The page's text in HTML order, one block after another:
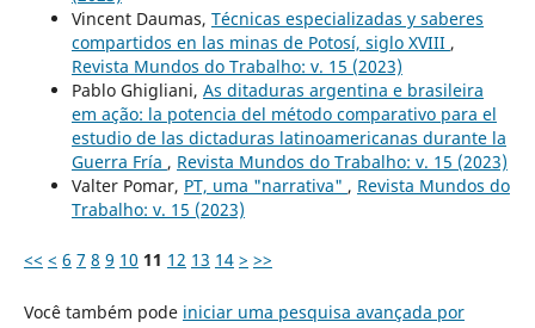
Vincent Daumas, Técnicas especializadas y saberes
compartidos en las minas de Potosí, siglo XVIII ,
Revista Mundos do Trabalho: v. 15 (2023)
Pablo Ghigliani, As ditaduras argentina e brasileira
em ação: la potencia del método comparativo para el
estudio de las dictaduras latinoamericanas durante la
Guerra Fría , Revista Mundos do Trabalho: v. 15 (2023)
Valter Pomar, PT, uma "narrativa" , Revista Mundos do
Trabalho: v. 15 (2023)
<< < 6 7 8 9 10 11 12 13 14 > >>
Você também pode iniciar uma pesquisa avançada por